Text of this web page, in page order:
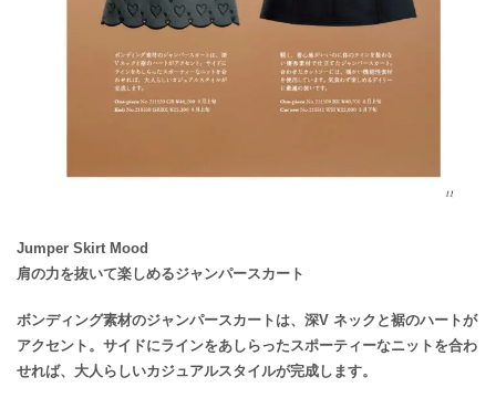
Jumper Skirt Mood
肩の力を抜いて楽しめるジャンパースカート
ボンディング素材のジャンパースカートは、深V ネックと裾のハートが
アクセント。サイドにラインをあしらったスポーティーなニットを合わ
せれば、大人らしいカジュアルスタイルが完成します。